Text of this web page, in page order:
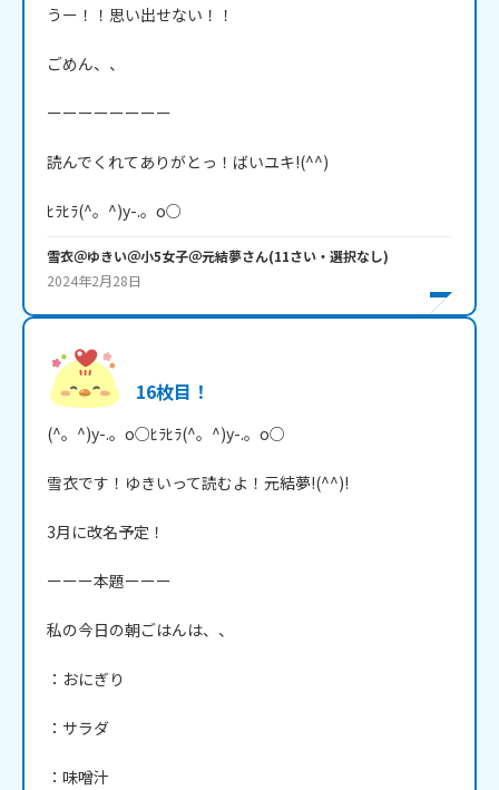
うー！！思い出せない！！
ごめん、、
ーーーーーーーー
読んでくれてありがとっ！ばいユキ!(^^)
ﾋﾗﾋﾗ(^。^)y-.。o○
雪衣＠ゆきい＠小5女子＠元結夢さん(11さい・ 選択なし)
2024年2月28日
16枚目！
(^。^)y-.。o○ﾋﾗﾋﾗ(^。^)y-.。o○
雪衣です！ゆきいって読むよ！元結夢!(^^)!
3月に改名予定！
ーーー本題ーーー
私の今日の朝ごはんは、、
：おにぎり
：サラダ
：味噌汁